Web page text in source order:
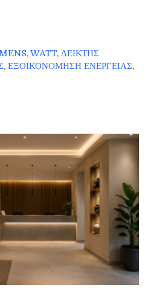
,WATT, ΔΕΙΚΤΗΣ
, ΕΞΟΙΚΟΝΟΜΗΣΗ ΕΝΕΡΓΕΙΑΣ,